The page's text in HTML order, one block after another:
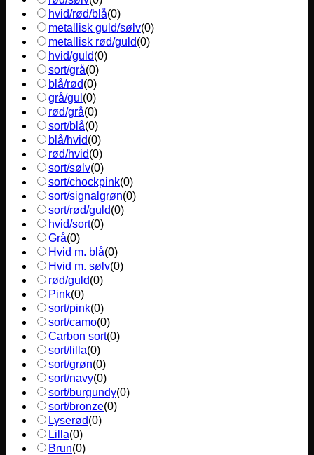
hvid/rød/blå(0)
metallisk guld/sølv(0)
metallisk rød/guld(0)
hvid/guld(0)
sort/grå(0)
blå/rød(0)
grå/gul (0)
rød/grå(0)
sort/blå(0)
blå/hvid(0)
rød/hvid(0)
sort/sølv(0)
sort/chockpink(0)
sort/signalgrøn(0)
sort/rød/guld(0)
hvid/sort(0)
Grå(0)
Hvid m. blå(0)
Hvid m. sølv(0)
rød/guld(0)
Pink(0)
sort/pink(0)
sort/camo(0)
Carbon sort(0)
sort/lilla(0)
sort/grøn(0)
sort/navy(0)
sort/burgundy(0)
sort/bronze(0)
Lyserød(0)
Lilla(0)
Brun(0)